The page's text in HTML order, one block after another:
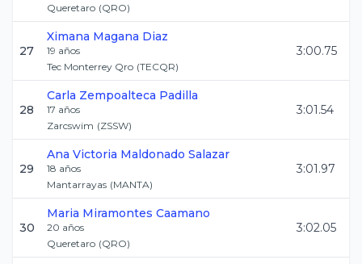
Queretaro (QRO)
27
Ximana Magana Diaz
19 años
Tec Monterrey Qro (TECQR)
3:00.75
28
Carla Zempoalteca Padilla
17 años
Zarcswim (ZSSW)
3:01.54
29
Ana Victoria Maldonado Salazar
18 años
Mantarrayas (MANTA)
3:01.97
30
Maria Miramontes Caamano
20 años
Queretaro (QRO)
3:02.05